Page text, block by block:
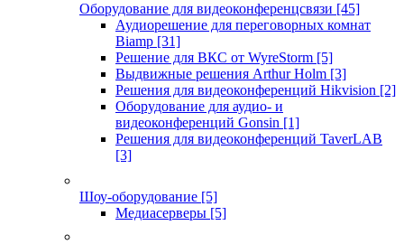
Оборудование для видеоконференцсвязи [45]
Аудиорешение для переговорных комнат
Biamp [31]
Решение для ВКС от WyreStorm [5]
Выдвижные решения Arthur Holm [3]
Решения для видеоконференций Hikvision [2]
Оборудование для аудио- и
видеоконференций Gonsin [1]
Решения для видеоконференций TaverLAB
[3]
Шоу-оборудование [5]
Медиасерверы [5]